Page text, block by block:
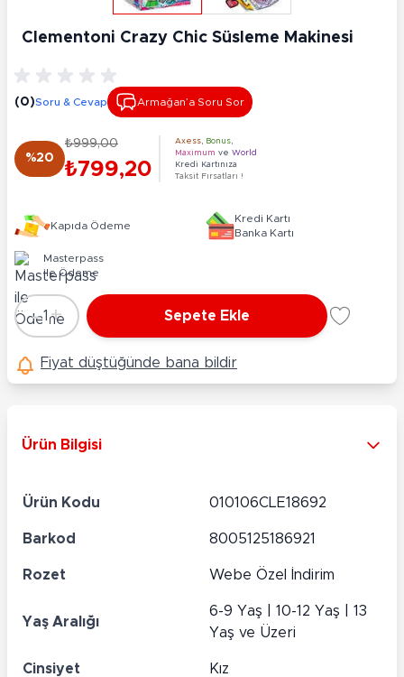
Clementoni Crazy Chic Süsleme Makinesi
(0)Soru & Cevap Armağan’a Soru Sor
%20
₺999,00
₺799,20
Axess Bonus
Maximum ve World
Kredi Kartınıza
Taksit Fırsatları !
Kapıda Ödeme
Kredi Kartı
Banka Kartı
Masterpass
ile Ödeme
Adet
-1 + Sepete Ekle
Fiyat düştüğünde bana bildir
Ürün Bilgisi
Ürün Kodu 010106CLE18692
Barkod 8005125186921
Rozet Webe Özel İndirim
Yaş Aralığı
6-9 Yaş | 10-12 Yaş | 13
Yaş ve Üzeri
Cinsiyet Kız